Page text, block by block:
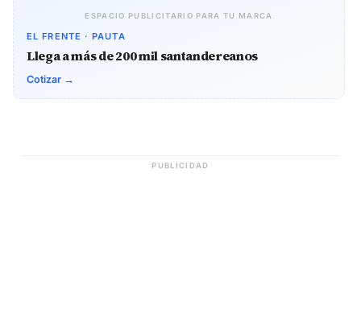
ESPACIO PUBLICITARIO PARA TU MARCA
EL FRENTE · PAUTA
Llega a más de 200 mil santandereanos
Cotizar →
PUBLICIDAD